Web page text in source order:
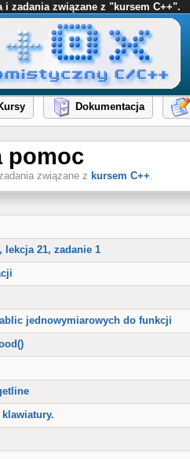
zadania związane z "kursem C++".
Dokumentacja
pomoc
związane z kursem C++.
21, zadanie 1
jednowymiarowych do funkcji